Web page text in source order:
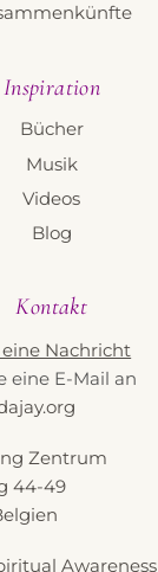
Kontakt
Nachricht
eine E-Mail an
Zentrum
44-49
Awareness
Inspiration
Bücher
Musik
Videos
Blog